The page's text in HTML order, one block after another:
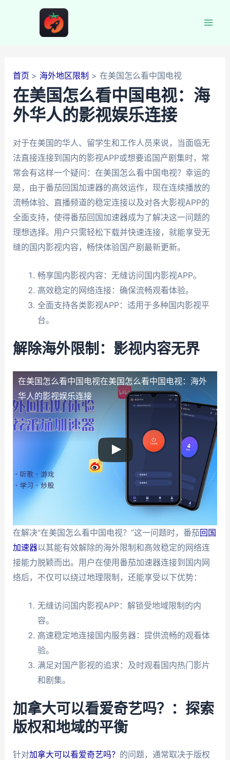
首页 海外地区限制 在美国怎么看中国电视
在美国怎么看中国电视：海
外华人的影视娱乐连接
对于在美国的华人、留学生和工作人员来说，当面临无
法直接连接到国内的影视APP或想要追国产剧集时，常
常会有这样一个疑问：在美国怎么看中国电视？幸运的
是，由于番茄回国加速器的高效运作，现在连续播放的
流畅体验、直播频道的稳定连接以及对各大影视APP的
全面支持，使得番茄回国加速器成为了解决这一问题的
理想选择。用户只需轻松下载并快速连接，就能享受无
缝的国内影视内容，畅快体验国产剧最新更新。
畅享国内影视内容：无缝访问国内影视APP。
高效稳定的网络连接：确保流畅观看体验。
全面支持各类影视APP：适用于多种国内影视平
台。
解除海外限制：影视内容无界
在美国怎么看中国电视在美国怎么看中国电视：海外
华人的影视娱乐连接
在解决“在美国怎么看中国电视？”这一问题时，番茄回国
加速器以其能有效解除的海外限制和高效稳定的网络连
接能力脱颖而出。用户在使用番茄加速器连接到国内网
络后，不仅可以绕过地理限制，还能享受以下优势：
无缝访问国内影视APP：解锁受地域限制的内
容。
高速稳定地连接国内服务器：提供流畅的观看体
验。
满足对国产影视的追求：及时观看国内热门影片
和剧集。
加拿大可以看爱奇艺吗？：探索
版权和地域的平衡
针对加拿大可以看爱奇艺吗？ 的问题，通常取决于版权